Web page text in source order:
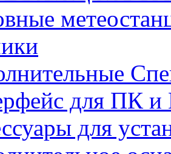
для ПК
для